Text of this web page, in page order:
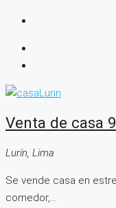
Venta de casa
Lurín, Lima
Se vende casa en
comedor,...